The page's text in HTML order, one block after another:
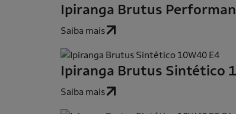
Ipiranga Brutus
Saiba mais
Ipiranga Brutus Sintético
Saiba mais